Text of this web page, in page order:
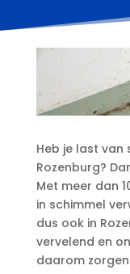
Heb je last van
Rozenburg?
Met meer dan
in schimmel
dus ook in
vervelend en
daarom